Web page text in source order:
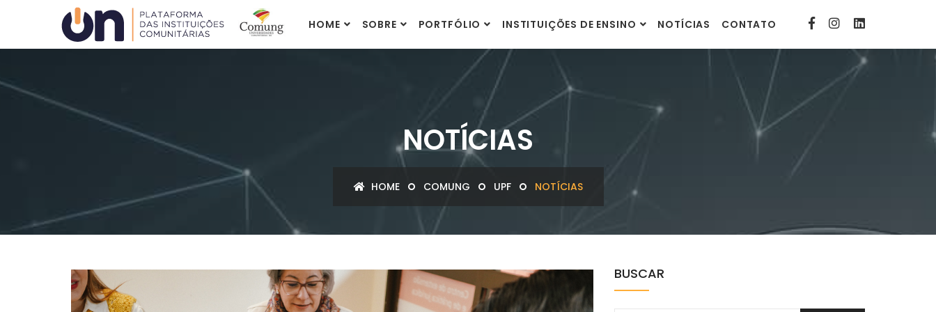
Plataforma ON ACAFE COMUNG contato@comunitarias.org.br
HOME SOBRE PORTFÓLIO INSTITUIÇÕES DE ENSINO NOTÍCIAS CONTATO
NOTÍCIAS
HOME COMUNG UPF NOTÍCIAS
BUSCAR